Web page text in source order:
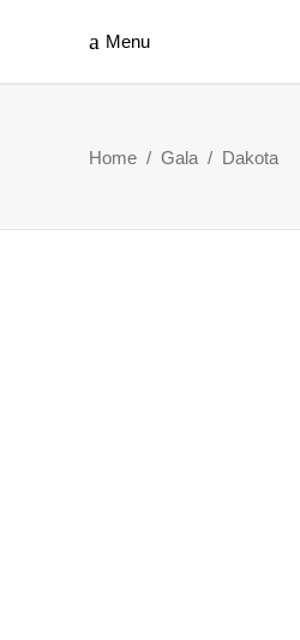
Menu
Home / Gala / Dakota